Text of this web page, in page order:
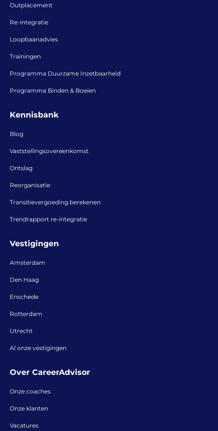
Outplacement
Re-integratie
Loopbaanadvies
Trainingen
Programma Duurzame Inzetbaarheid
Programma Binden & Boeien
Kennisbank
Blog
Vaststellingsovereenkomst
Ontslag
Reorganisatie
Transitievergoeding berekenen
Trendrapport re-integratie
Vestigingen
Amsterdam
Den Haag
Enschede
Rotterdam
Utrecht
Al onze vestigingen
Over CareerAdvisor
Onze coaches
Onze klanten
Vacatures